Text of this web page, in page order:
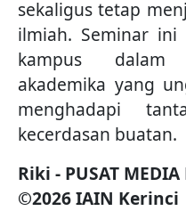
sekaligus tetap
ilmiah. Seminar
kampus dalam
akademika yang
menghadapi
kecerdasan buatan.
Riki - PUSAT
©2026 IAIN Kerinci